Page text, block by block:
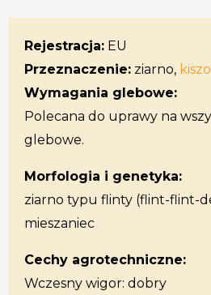
Rejestracja: EU
Przeznaczenie: ziarno,
Wymagania glebowe:
Polecana do uprawy na
glebowe.
Morfologia i genetyka:
ziarno typu flinty (flint-flint-
mieszaniec
Cechy agrotechniczne:
Wczesny wigor: dobry